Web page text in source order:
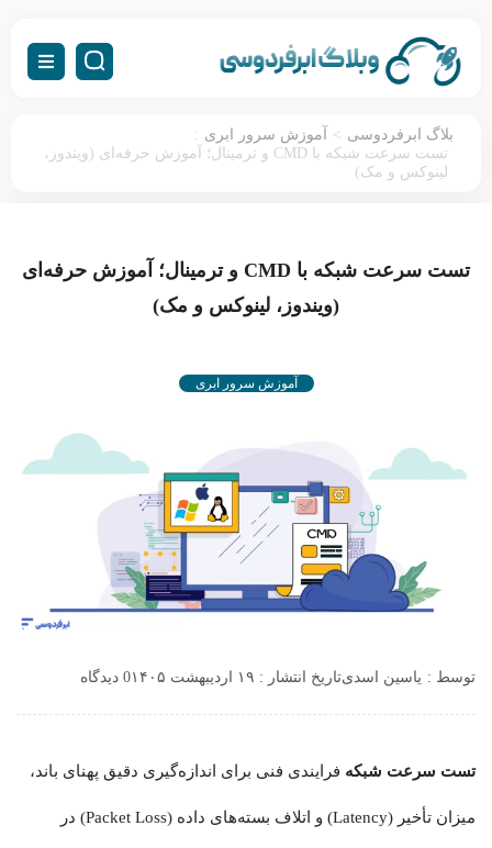
بلاگ ابرفردوسی > آموزش سرور ابری :
تست سرعت شبکه با CMD و ترمینال؛ آموزش حرفه‌ای (ویندوز،
لینوکس و مک)
تست سرعت شبکه با CMD و ترمینال؛ آموزش حرفه‌ای
(ویندوز، لینوکس و مک)
آموزش سرور ابری
توسط : یاسین اسدیتاریخ انتشار : ۱۹ اردیبهشت ۱۴۰۵ 0 دیدگاه
تست سرعت شبکه فرایندی فنی برای اندازه‌گیری دقیق پهنای باند،
میزان تأخیر (Latency) و اتلاف بسته‌های داده (Packet Loss) در